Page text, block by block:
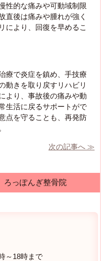
性的な痛みや可動域制限
直後は痛みや腫れが強く
により、回復を早めるこ
療で炎症を鎮め、手技療
動きを取り戻すリハビリ
より、事故後の痛みや動
生活に戻るサポートがで
点を守ることも、再発防
次の記事へ ≫
っぽんぎ整骨院
～18時まで